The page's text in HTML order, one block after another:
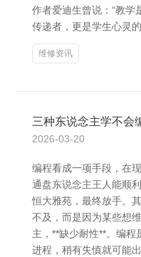
作者爱迪生曾说：“教学
传递者，更是学生心灵
维修资讯
三种东说念主学不会
2026-03-20
编程看成一项手段，在
通盘东说念主王人能顺
恒大雅苑，最终放手。
不及，而是因为某些想
主，**缺少耐性**。编
进程，稍有失慎就可能